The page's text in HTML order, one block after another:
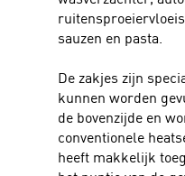
sauzen en pasta.
De zakjes zijn
kunnen worden
de bovenzijde en
conventionele
heeft makkelijk